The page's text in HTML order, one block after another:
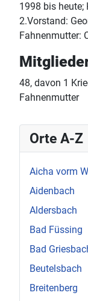
1998 bis heute;
2.Vorstand:
Fahnenmutter:
48, davon 1
Fahnenmutter
Orte A-Z
Aicha vorm
Aidenbach
Aldersbach
Bad Füssing
Bad
Beutelsbach
Breitenberg